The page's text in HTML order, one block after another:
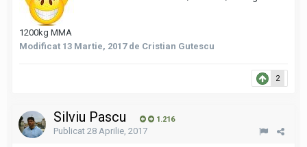
1200kg MMA
Modificat 13 Martie, 2017de Cristian Gutescu
2
Silviu Pascu 1.216
Publicat 28 Aprilie, 2017